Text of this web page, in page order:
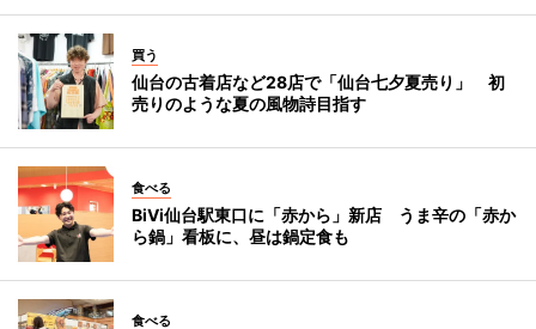
買う
仙台の古着店など28店で「仙台七夕夏売り」 初
売りのような夏の風物詩目指す
食べる
BiVi仙台駅東口に「赤から」新店 うま辛の「赤か
ら鍋」看板に、昼は鍋定食も
食べる